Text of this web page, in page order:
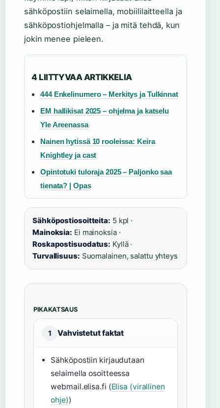
sähköpostiin selaimella, mobiililaitteella ja
sähköpostiohjelmalla – ja mitä tehdä, kun
jokin menee pieleen.
4 LIITTYVAA ARTIKKELIA
444 Enkelinumero – Merkitys ja Tulkinnat
EM hallikisat 2025 – ohjelma ja katselu
Yle Areenassa
Nainen hytissä 10 rooleissa: Keira
Knightley ja cast
Opintotuki tuloraja 2025 – Paljonko saa
tienata? | Opas
Sähköpostiosoitteita: 5 kpl ·
Mainoksia: Ei mainoksia ·
Roskapostisuodatus: Kyllä ·
Turvallisuus: Suomalainen, salattu yhteys
PIKAKATSAUS
1 Vahvistetut faktat
Sähköpostiin kirjaudutaan
selaimella osoitteessa
webmail.elisa.fi (Elisa (virallinen
ohje))